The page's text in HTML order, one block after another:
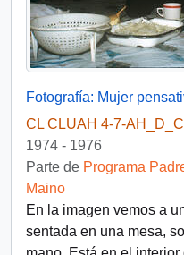
Fotografía: Mujer
CL CLUAH 4-7-
1974 - 1976
Parte de Programa
Maino
En la imagen vemos a
sentada en una mesa,